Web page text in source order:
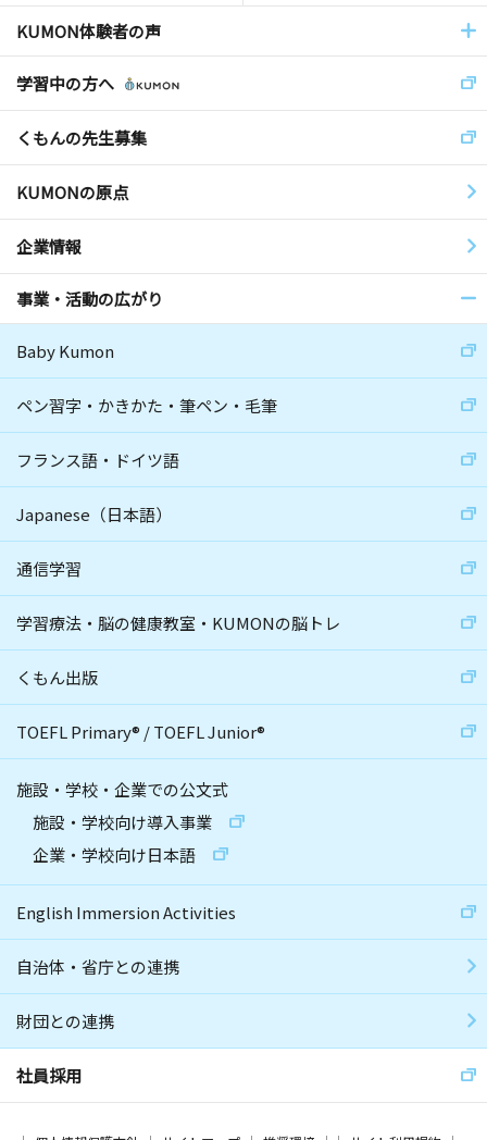
KUMON体験者の声
学習中の方へ
くもんの先生募集
KUMONの原点
企業情報
事業・活動の広がり
Baby Kumon
ペン習字・かきかた・筆ペン・毛筆
フランス語・ドイツ語
Japanese（日本語）
通信学習
学習療法・脳の健康教室・KUMONの脳トレ
くもん出版
TOEFL Primary® /TOEFL Junior®
施設・学校・企業での公文式
施設・学校向け導入事業
企業・学校向け日本語
English Immersion Activities
自治体・省庁との連携
財団との連携
社員採用